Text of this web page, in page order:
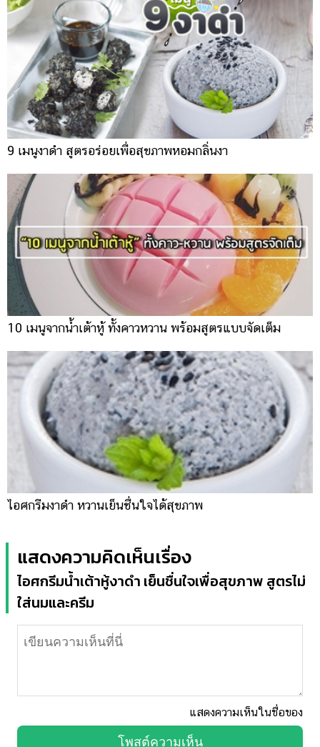
9 เมนูงาดำ สูตรอร่อยเพื่อสุขภาพหอมกลิ่นงา
10 เมนูจากน้ำเต้าหู้ ทั้งคาวหวาน พร้อมสูตรแบบจัดเต็ม
ไอศกรีมงาดำ หวานเย็นชื่นใจได้สุขภาพ
แสดงความคิดเห็นเรื่อง
ไอศกรีมน้ำเต้าหู้งาดำ เย็นชื่นใจเพื่อสุขภาพ สูตรไม่
ใส่นมและครีม
แสดงความเห็นในชื่อของ
โพสต์ความเห็น